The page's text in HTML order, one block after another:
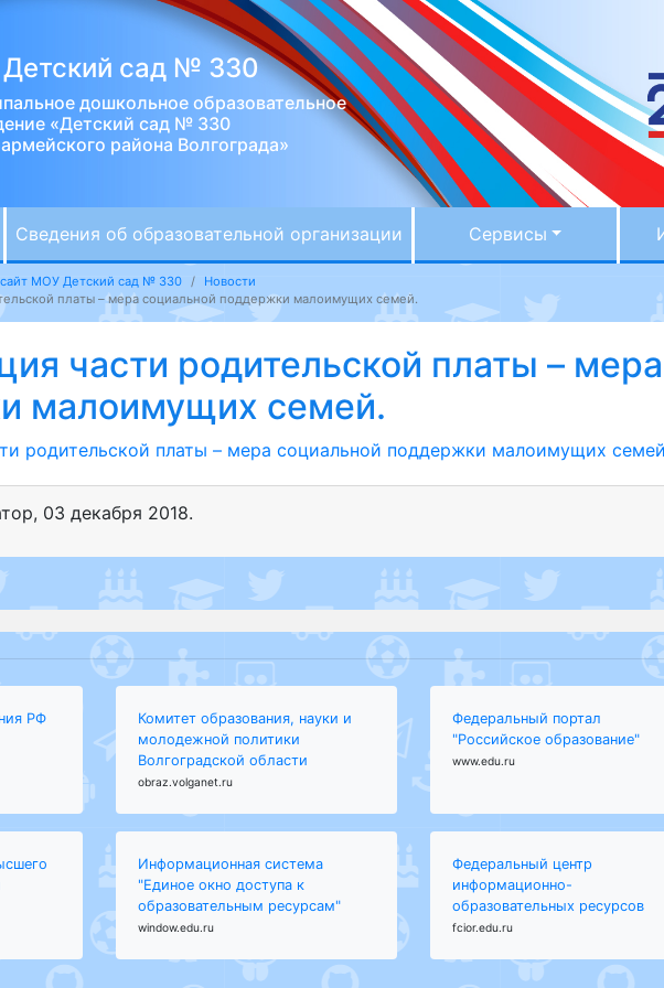
сад № 330
дошкольное образовательное
«Детский сад № 330
района Волгограда»
Сведения об образовательной организации Сервисы
МОУ Детский сад № 330
Новости
платы – мера социальной поддержки малоимущих семей.
части родительской платы –
малоимущих семей.
родительской платы – мера социальной поддержки малоимущих
, 03 декабря 2018.
РФ
Комитет образования, науки и
молодежной политики
Волгоградской области
obraz.volganet.ru
Федеральный портал
"Российское образование"
www.edu.ru
Информационная система
"Единое окно доступа к
образовательным ресурсам"
window.edu.ru
Федеральный центр
информационно-
образовательных ресурсов
fcior.edu.ru